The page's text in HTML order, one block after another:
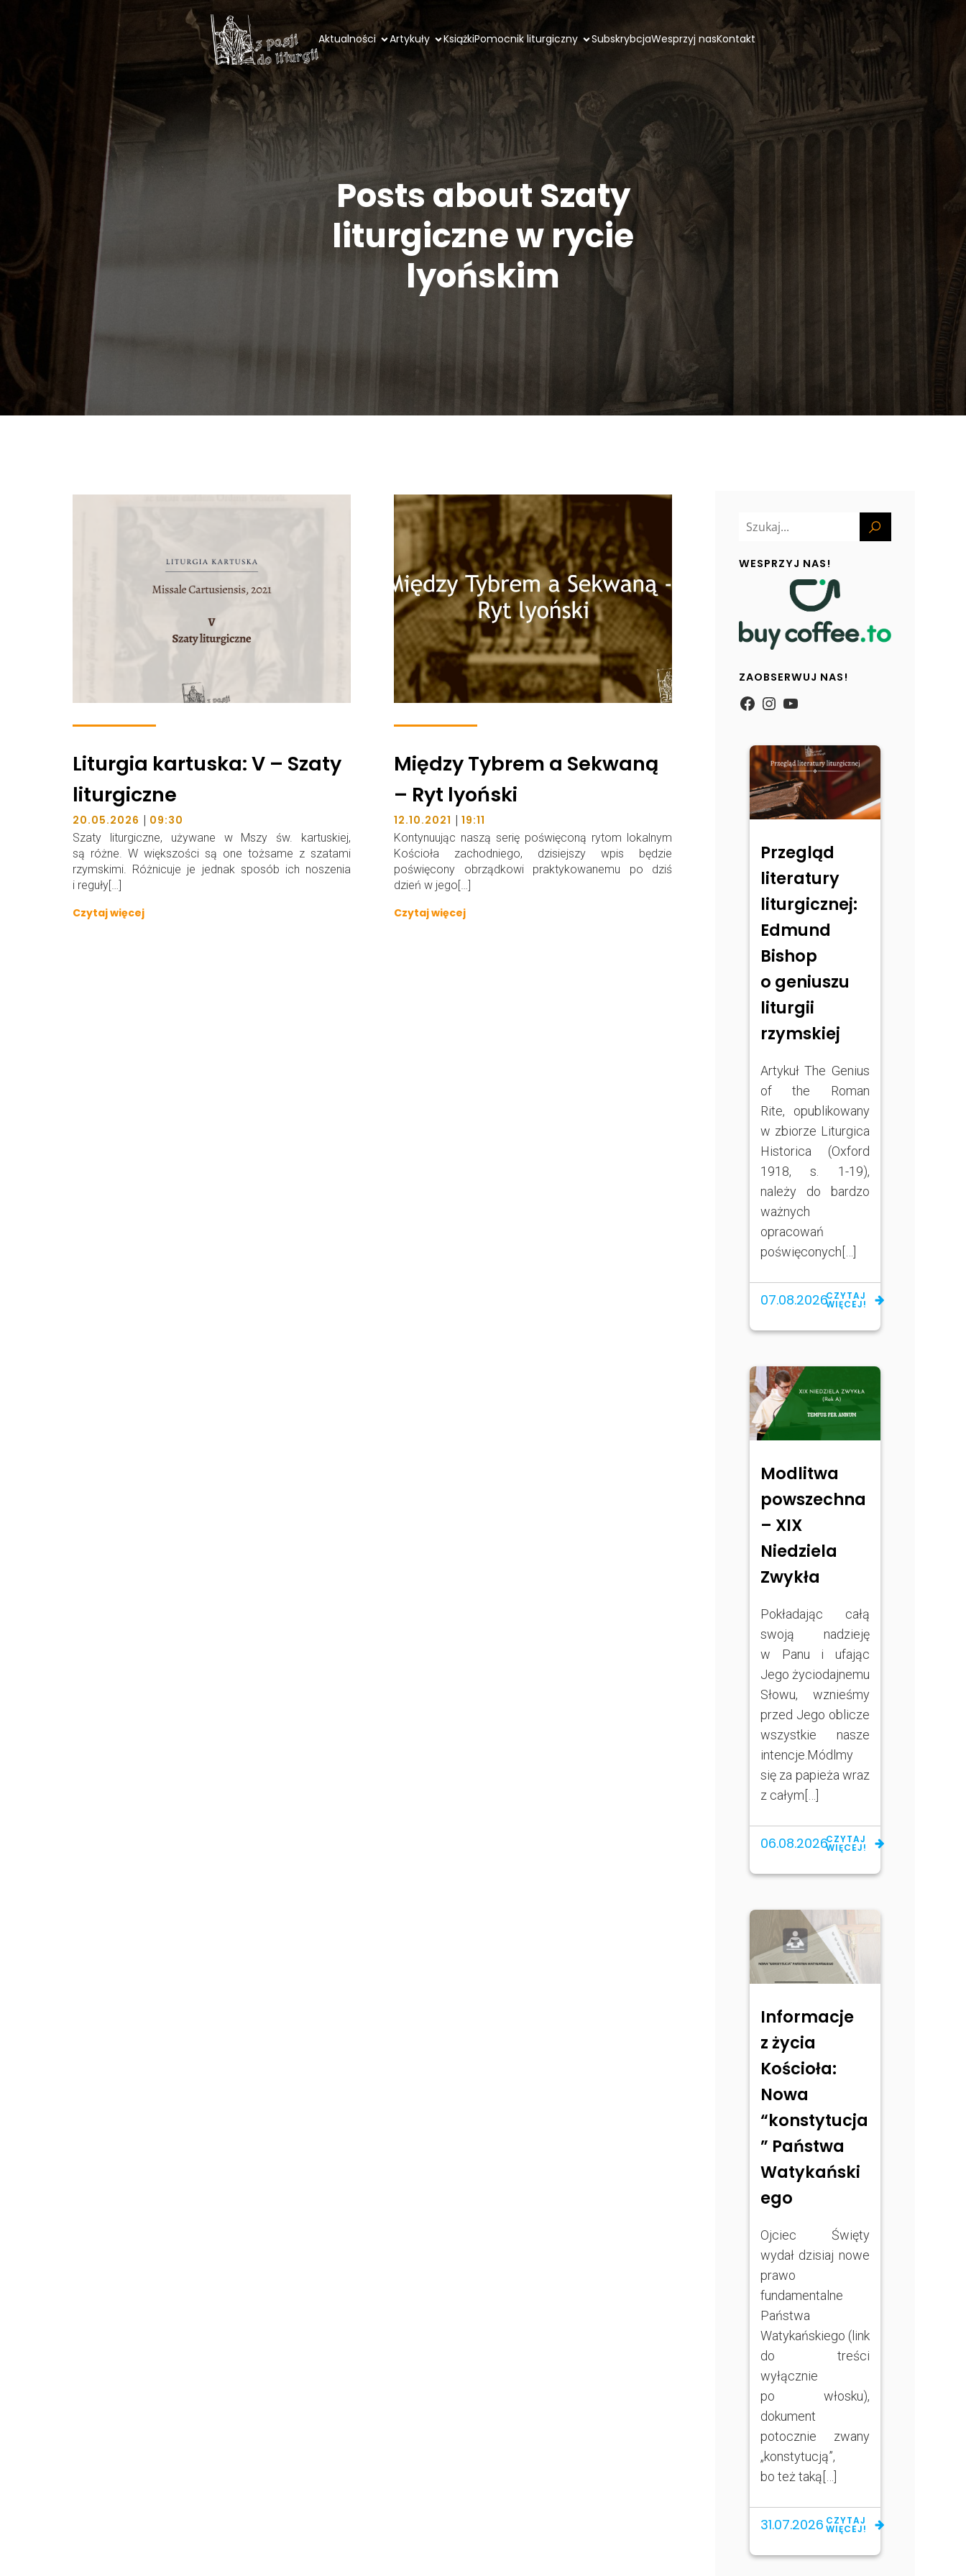
Aktualności Artykuły KsiążkiPomocnik liturgiczny SubskrybcjaWesprzyj nasKontakt
Posts about Szaty
liturgiczne w rycie
lyońskim
Liturgia kartuska: V – Szaty
liturgiczne
20.05.2026 | 09:30
Szaty liturgiczne, używane w Mszy św. kartuskiej,
są różne. W większości są one tożsame z szatami
rzymskimi. Różnicuje je jednak sposób ich noszenia
i reguły[…]
Czytaj więcej
Między Tybrem a Sekwaną
– Ryt lyoński
12.10.2021 | 19:11
Kontynuując naszą serię poświęconą rytom lokalnym
Kościoła zachodniego, dzisiejszy wpis będzie
poświęcony obrządkowi praktykowanemu po dziś
dzień w jego[…]
Czytaj więcej
WESPRZYJ NAS!
ZAOBSERWUJ NAS!
https://
Instagram
YouTube
Przegląd
literatury
liturgicznej:
Edmund
Bishop
o geniuszu
liturgii
rzymskiej
Artykuł The Genius
of the Roman
Rite, opublikowany
w zbiorze Liturgica
Historica (Oxford
1918, s. 1-19),
należy do bardzo
ważnych
opracowań
poświęconych[…]
07.08.2026CZYTAJ
WIĘCEJ!
Modlitwa
powszechna
– XIX
Niedziela
Zwykła
Pokładając całą
swoją nadzieję
w Panu i ufając
Jego życiodajnemu
Słowu, wznieśmy
przed Jego oblicze
wszystkie nasze
intencje.Módlmy
się za papieża wraz
z całym[…]
06.08.2026CZYTAJ
WIĘCEJ!
Informacje
z życia
Kościoła:
Nowa
“konstytucja
” Państwa
Watykański
ego
Ojciec Święty
wydał dzisiaj nowe
prawo
fundamentalne
Państwa
Watykańskiego (link
do treści
wyłącznie
po włosku),
dokument
potocznie zwany
„konstytucją”,
bo też taką[…]
31.07.2026 CZYTAJ
WIĘCEJ!